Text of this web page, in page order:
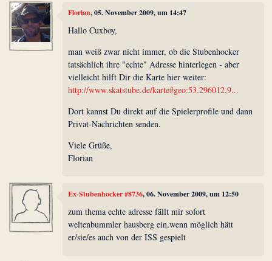
Florian, 05. November 2009, um 14:47
Hallo Cuxboy,
man weiß zwar nicht immer, ob die Stubenhocker
tatsächlich ihre "echte" Adresse hinterlegen - aber
vielleicht hilft Dir die Karte hier weiter:
http://www.skatstube.de/karte#geo:53.296012,9...
Dort kannst Du direkt auf die Spielerprofile und dann
Privat-Nachrichten senden.
Viele Grüße,
Florian
Ex-Stubenhocker #8736, 06. November 2009, um 12:50
zum thema echte adresse fällt mir sofort
weltenbummler hausberg ein,wenn möglich hätt
er/sie/es auch von der ISS gespielt